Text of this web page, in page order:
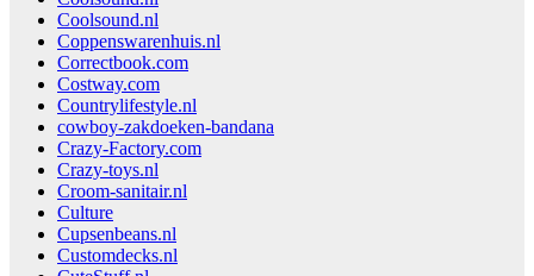
Coolsound.nl
Coppenswarenhuis.nl
Correctbook.com
Costway.com
Countrylifestyle.nl
cowboy-zakdoeken-bandana
Crazy-Factory.com
Crazy-toys.nl
Croom-sanitair.nl
Culture
Cupsenbeans.nl
Customdecks.nl